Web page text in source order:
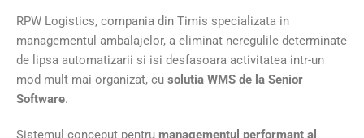
RPW Logistics, compania din Timis specializata in
managementul ambalajelor, a eliminat neregulile determinate
de lipsa automatizarii si isi desfasoara activitatea intr-un
mod mult mai organizat, cu solutia WMS de la Senior
Software.
Sistemul conceput pentru managementul performant al